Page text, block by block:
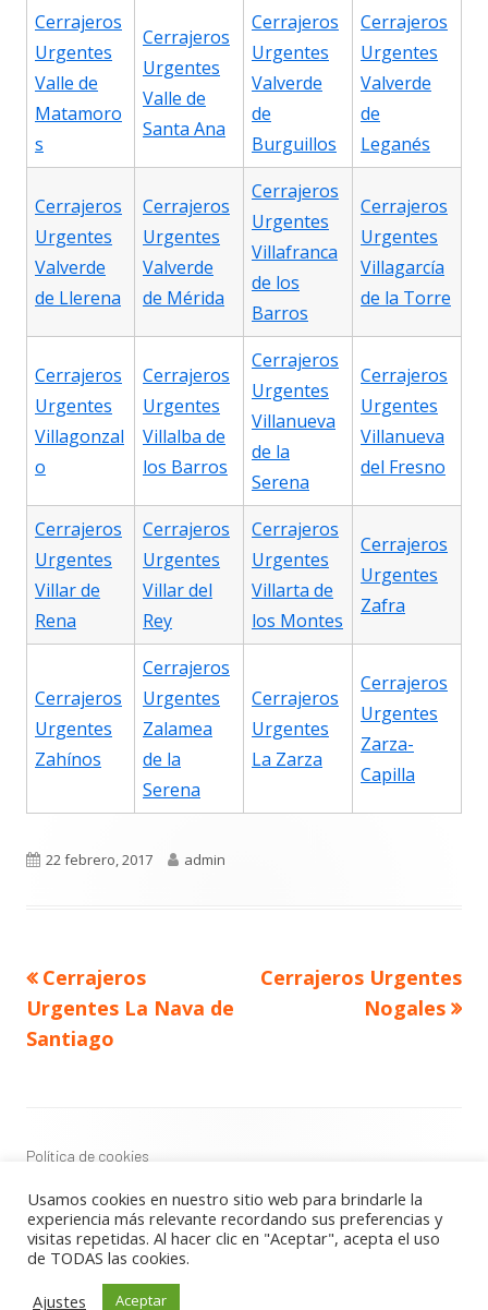
Cerrajeros
Urgentes
Valle de
Matamoro
s
Cerrajeros
Urgentes
Valle de
Santa Ana
Cerrajeros
Urgentes
Valverde
de
Burguillos
Cerrajeros
Urgentes
Valverde
de
Leganés
Cerrajeros
Urgentes
Valverde
de Llerena
Cerrajeros
Urgentes
Valverde
de Mérida
Cerrajeros
Urgentes
Villafranca
de los
Barros
Cerrajeros
Urgentes
Villagarcía
de la Torre
Cerrajeros
Urgentes
Villagonzal
o
Cerrajeros
Urgentes
Villalba de
los Barros
Cerrajeros
Urgentes
Villanueva
de la
Serena
Cerrajeros
Urgentes
Villanueva
del Fresno
Cerrajeros
Urgentes
Villar de
Rena
Cerrajeros
Urgentes
Villar del
Rey
Cerrajeros
Urgentes
Villarta de
los Montes
Cerrajeros
Urgentes
Zafra
Cerrajeros
Urgentes
Zahínos
Cerrajeros
Urgentes
Zalamea
de la
Serena
Cerrajeros
Urgentes
La Zarza
Cerrajeros
Urgentes
Zarza-
Capilla
Publicado
22 febrero, 2017 Autor
admin
Navegación
de
entradas
Artículo
anterior
Cerrajeros
Urgentes La Nava de
Santiago
Artículo
Cerrajeros Urgentes
Nogales
Footer
Política de cookies
Aviso Legal
Usamos cookies en nuestro sitio web para brindarle la
experiencia más relevante recordando sus preferencias y
visitas repetidas. Al hacer clic en "Aceptar", acepta el uso
de TODAS las cookies.
Ajustes
Aceptar